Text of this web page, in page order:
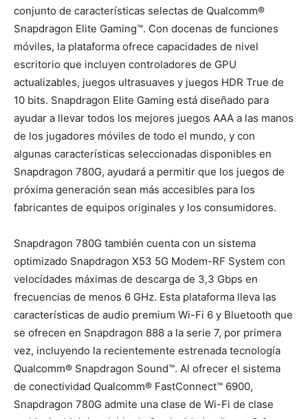
conjunto de características selectas de Qualcomm®
Snapdragon Elite Gaming™. Con docenas de funciones
móviles, la plataforma ofrece capacidades de nivel
escritorio que incluyen controladores de GPU
actualizables, juegos ultrasuaves y juegos HDR True de
10 bits. Snapdragon Elite Gaming está diseñado para
ayudar a llevar todos los mejores juegos AAA a las manos
de los jugadores móviles de todo el mundo, y con
algunas características seleccionadas disponibles en
Snapdragon 780G, ayudará a permitir que los juegos de
próxima generación sean más accesibles para los
fabricantes de equipos originales y los consumidores.
Snapdragon 780G también cuenta con un sistema
optimizado Snapdragon X53 5G Modem-RF System con
velocidades máximas de descarga de 3,3 Gbps en
frecuencias de menos 6 GHz. Esta plataforma lleva las
características de audio premium Wi-Fi 6 y Bluetooth que
se ofrecen en Snapdragon 888 a la serie 7, por primera
vez, incluyendo la recientemente estrenada tecnología
Qualcomm® Snapdragon Sound™. Al ofrecer el sistema
de conectividad Qualcomm® FastConnect™ 6900,
Snapdragon 780G admite una clase de Wi-Fi de clase